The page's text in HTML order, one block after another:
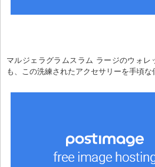
マルジェラグラムスラム ラージのウォ
も、この洗練されたアクセサリーを手頃